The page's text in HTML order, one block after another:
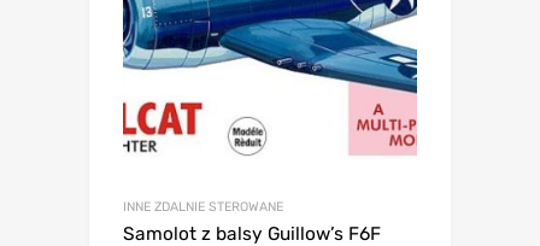
INNE ZDALNIE STEROWANE
Samolot z balsy Guillow’s F6F